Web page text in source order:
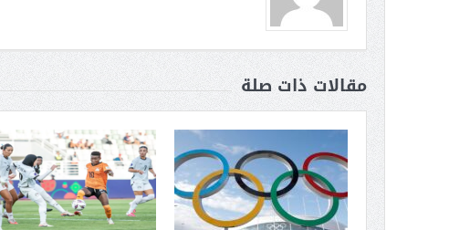
مقالات ذات صلة